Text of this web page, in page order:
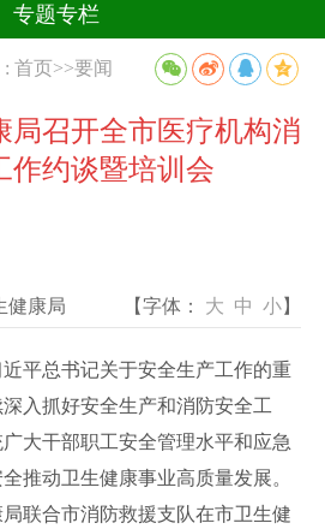
专题专栏
: 首页>>要闻
局召开全市医疗机构消
作约谈暨培训会
健康局 【字体： 大 中 小】
总书记关于安全生产工作的重
入抓好安全生产和消防安全工
大干部职工安全管理水平和应急
推动卫生健康事业高质量发展。
联合市消防救援支队在市卫生健